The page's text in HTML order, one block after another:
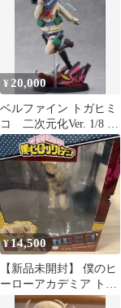
¥ 20,000
ベルファイン トガヒミ
コ 二次元化Ver. 1/8 完
成品フィギュア
¥14,500
【新品未開封】 僕のヒ
ーローアカデミア トガ
ヒミコ ARTFX コトブ